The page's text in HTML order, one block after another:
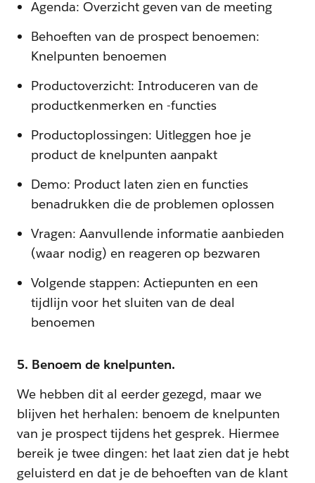
Agenda: Overzicht geven van de meeting
Behoeften van de prospect benoemen:
Knelpunten benoemen
Productoverzicht: Introduceren van de
productkenmerken en -functies
Productoplossingen: Uitleggen hoe je
product de knelpunten aanpakt
Demo: Product laten zien en functies
benadrukken die de problemen oplossen
Vragen: Aanvullende informatie aanbieden
(waar nodig) en reageren op bezwaren
Volgende stappen: Actiepunten en een
tijdlijn voor het sluiten van de deal
benoemen
5. Benoem de knelpunten.
We hebben dit al eerder gezegd, maar we
blijven het herhalen: benoem de knelpunten
van je prospect tijdens het gesprek. Hiermee
bereik je twee dingen: het laat zien dat je hebt
geluisterd en dat je de behoeften van de klant